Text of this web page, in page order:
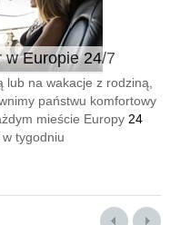
w Europie 24/7
lub na wakacje z rodziną,
państwu komfortowy
mieście Europy 24
tygodniu